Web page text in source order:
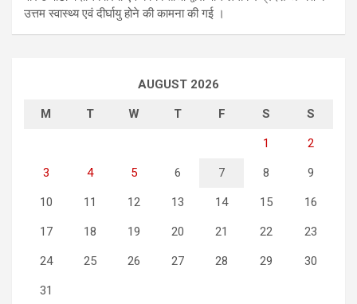
उत्तम स्वास्थ्य एवं दीर्घायु होने की कामना की गई ।
AUGUST 2026
M T W T F S S
1 2
3 4 5 6 7 8 9
10 11 12 13 14 15 16
17 18 19 20 21 22 23
24 25 26 27 28 29 30
31